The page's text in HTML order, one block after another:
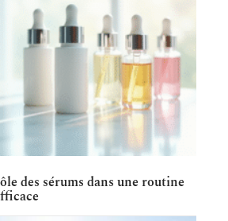
des sérums dans une routine